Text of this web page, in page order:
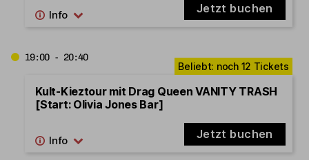
Jetzt buchen
19:00 - 20:40
Kult-Kieztour mit Drag Queen VANITY TRASH
[Start: Olivia Jones Bar]
Jetzt buchen